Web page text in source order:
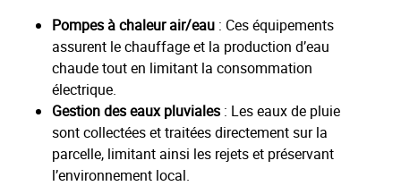
Pompes à chaleur air/eau : Ces équipements
assurent le chauffage et la production d’eau
chaude tout en limitant la consommation
électrique.
Gestion des eaux pluviales : Les eaux de pluie
sont collectées et traitées directement sur la
parcelle, limitant ainsi les rejets et préservant
l’environnement local.